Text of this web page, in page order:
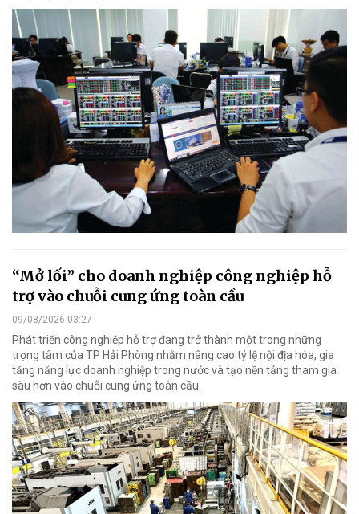
“Mở lối” cho doanh nghiệp công nghiệp hỗ
trợ vào chuỗi cung ứng toàn cầu
09/08/2026 03:27
Phát triển công nghiệp hỗ trợ đang trở thành một trong những
trọng tâm của TP Hải Phòng nhằm nâng cao tỷ lệ nội địa hóa, gia
tăng năng lực doanh nghiệp trong nước và tạo nền tảng tham gia
sâu hơn vào chuỗi cung ứng toàn cầu.